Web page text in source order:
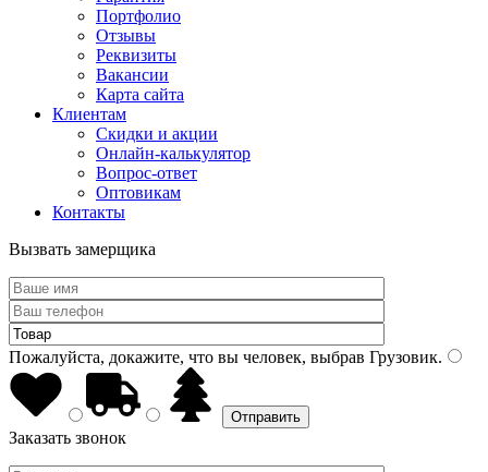
Портфолио
Отзывы
Реквизиты
Вакансии
Карта сайта
Клиентам
Скидки и акции
Онлайн-калькулятор
Вопрос-ответ
Оптовикам
Контакты
Вызвать замерщика
Пожалуйста, докажите, что вы человек, выбрав Грузовик.
Заказать звонок